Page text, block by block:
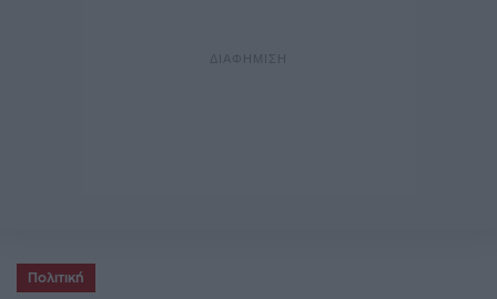
Πολιτική